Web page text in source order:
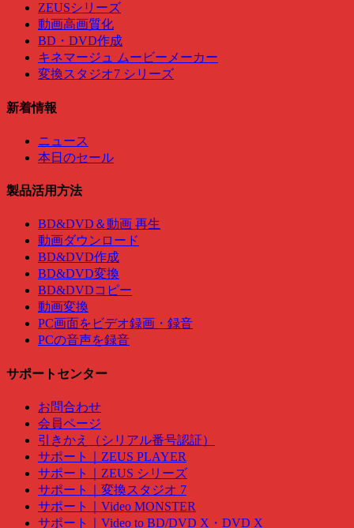
ZEUSシリーズ
動画高画質化
BD・DVD作成
キネマージュ ムービーメーカー
変換スタジオ7 シリーズ
新着情報
ニュース
本日のセール
製品活用方法
BD&DVD＆動画 再生
動画ダウンロード
BD&DVD作成
BD&DVD変換
BD&DVDコピー
動画変換
PC画面をビデオ録画・録音
PCの音声を録音
サポートセンター
お問合わせ
会員ページ
引きかえ（シリアル番号認証）
サポート｜ZEUS PLAYER
サポート｜ZEUS シリーズ
サポート｜変換スタジオ 7
サポート｜Video MONSTER
サポート｜Video to BD/DVD X・DVD X